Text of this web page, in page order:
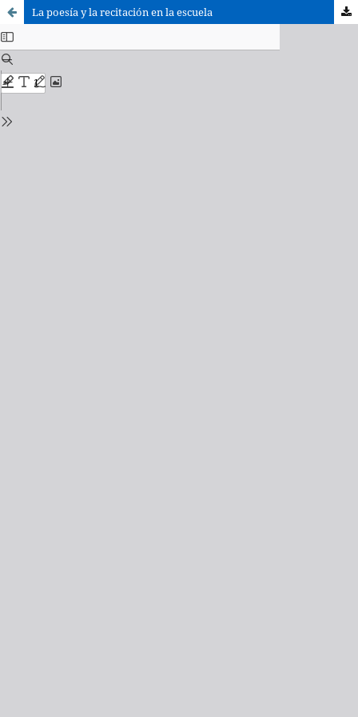
La poesía y la recitación en la escuela